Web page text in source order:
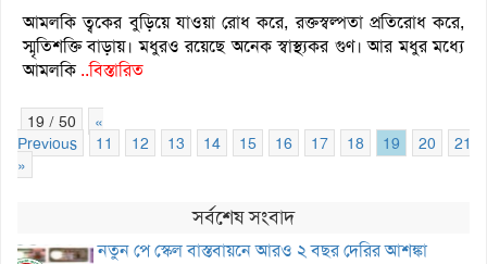
আমলকি ত্বকের বুড়িয়ে যাওয়া রোধ করে, রক্তস্বল্পতা প্রতিরোধ করে,
স্মৃতিশক্তি বাড়ায়। মধুরও রয়েছে অনেক স্বাস্থ্যকর গুণ। আর মধুর মধ্যে
আমলকি..বিস্তারিত
19 / 50
«
Previous
11 12 13 14 15 16 17 18 19 20
21
»
সর্বশেষ সংবাদ
নতুন পে স্কেল বাস্তবায়নে আরও ২ বছর দেরির আশঙ্কা